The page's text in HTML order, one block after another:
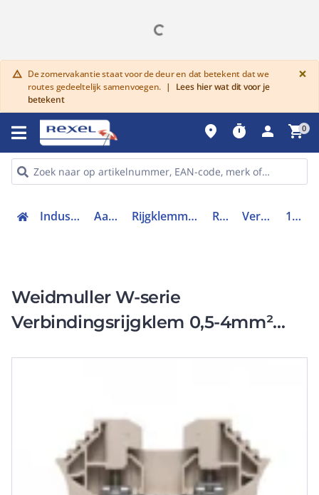
warning De zomervakantie staat voor de deur en dat betekent dat we
routes gedeeltelijk samenvoegen. |
Lees hier wat dit voor je
betekent
×
place timer person shopping_cart0
Industriele componenten Aansluittechniek Rijgklemmen, klemmen en toebehoren Rijgklemmen Verbindingsrijgklem 1020000000
Weidmuller W-serie
Verbindingsrijgklem 0,5-4mm²